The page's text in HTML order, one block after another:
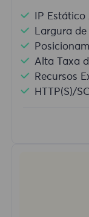
IP
Largura
Alta Taxa
Recursos
HTTP(S)/